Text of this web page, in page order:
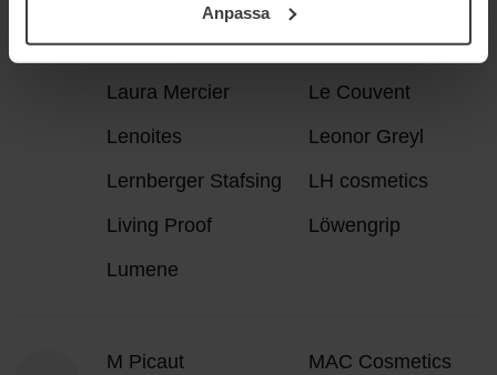
samt vår Integritetspolicy.Anpassa
Larsson Lange
Laura Biagiotti
Laura Mercier
Le Couvent
Lenoites
Leonor Greyl
Lernberger Stafsing
LH cosmetics
Living Proof
Löwengrip
Lumene
M Picaut
MAC Cosmetics